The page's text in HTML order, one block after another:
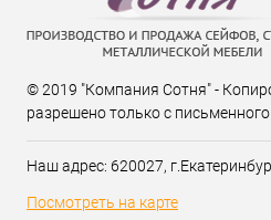
© 2019 "Компания Сотня" -
разрешено только с
Наш адрес: 620027,
Посмотреть на карте